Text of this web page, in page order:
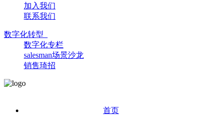
加入我们
联系我们
数字化转型
数字化专栏
salesman场景沙龙
销售琦招
首页